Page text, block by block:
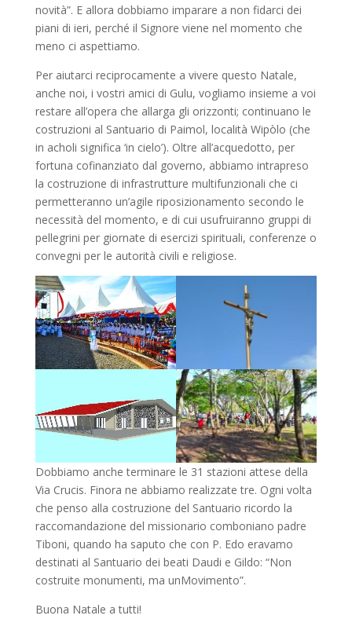
novità”. E allora dobbiamo imparare a non fidarci dei
piani di ieri, perché il Signore viene nel momento che
meno ci aspettiamo.
Per aiutarci reciprocamente a vivere questo Natale,
anche noi, i vostri amici di Gulu, vogliamo insieme a voi
restare all’opera che allarga gli orizzonti; continuano le
costruzioni al Santuario di Paimol, località Wipòlo (che
in acholi significa ‘in cielo’). Oltre all’acquedotto, per
fortuna cofinanziato dal governo, abbiamo intrapreso
la costruzione di infrastrutture multifunzionali che ci
permetteranno un’agile riposizionamento secondo le
necessità del momento, e di cui usufruiranno gruppi di
pellegrini per giornate di esercizi spirituali, conferenze o
convegni per le autorità civili e religiose.
Dobbiamo anche terminare le 31 stazioni attese della
Via Crucis. Finora ne abbiamo realizzate tre. Ogni volta
che penso alla costruzione del Santuario ricordo la
raccomandazione del missionario comboniano padre
Tiboni, quando ha saputo che con P. Edo eravamo
destinati al Santuario dei beati Daudi e Gildo: “Non
costruite monumenti, ma unMovimento”.
Buona Natale a tutti!